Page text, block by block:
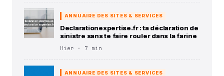
ANNUAIRE DES SITES & SERVICES
Declarationexpertise.fr : ta déclaration de
sinistre sans te faire rouler dans la farine
Hier · 7 min
ANNUAIRE DES SITES & SERVICES